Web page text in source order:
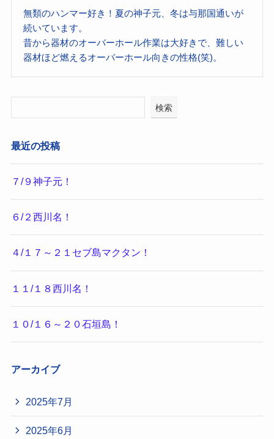
無類のハンマー好き！夏の神子元、冬は与那国通いが
続いています。
昔から器材のオーバーホール作業は大好きで、難しい
器材ほど燃えるオーバーホール向きの性格(笑)。
検索
最近の投稿
７/９神子元！
６/２西川名！
４/１７～２１セブ島マクタン！
１１/１８西川名！
１０/１６～２０石垣島！
アーカイブ
2025年7月
2025年6月